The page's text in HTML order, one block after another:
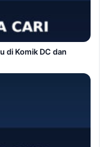
di Komik DC dan